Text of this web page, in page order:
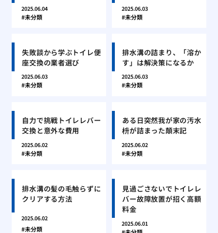
2025.06.04
未分類
2025.06.03
未分類
失敗談から学ぶトイレ便
座交換の業者選び
2025.06.03
未分類
排水溝の詰まり、「溶か
す」は解決策になるか
2025.06.03
未分類
自力で挑戦トイレレバー
交換と意外な費用
2025.06.02
未分類
ある日突然我が家の汚水
枡が詰まった顛末記
2025.06.02
未分類
排水溝の髪の毛触らずに
クリアする方法
2025.06.02
未分類
見過ごさないでトイレレ
バー故障放置が招く高額
料金
2025.06.01